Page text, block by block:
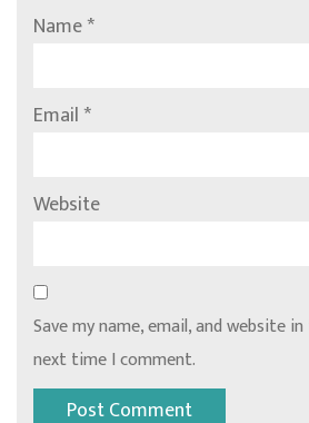
Name*
Email*
Website
Save my name, email, and website
next time I comment.